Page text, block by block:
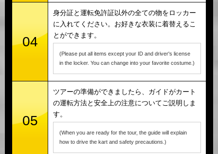
04
身分証と運転免許証以外の全ての物をロッカー
に入れてください。お好きな衣装に着替えるこ
とができます。
(Please put all items except your ID and driver's license
in the locker. You can change into your favorite costume.)
05
ツアーの準備ができましたら、ガイドがカート
の運転方法と安全上の注意についてご説明しま
す。
(When you are ready for the tour, the guide will explain
how to drive the kart and safety precautions.)